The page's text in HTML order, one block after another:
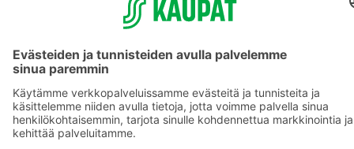
Yhteishyvä Ruoka -sovellus
S-ostoslista -sovellus
Prisma.fi
Sokos.fi
S-Pankki